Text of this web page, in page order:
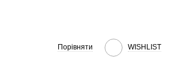
Порівняти WISHLIST